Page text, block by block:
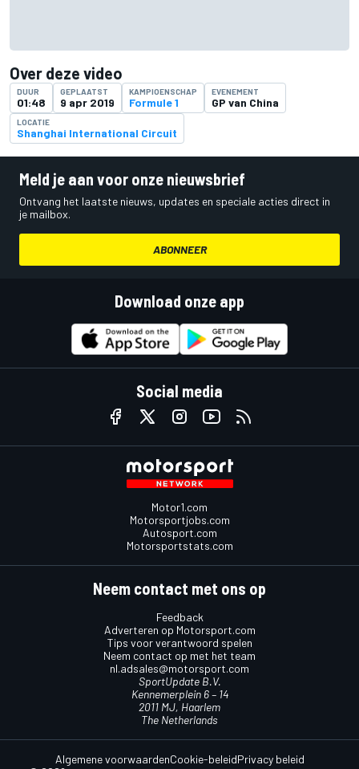
Over deze video
DUUR
01:48
GEPLAATST
9 apr 2019
KAMPIOENSCHAP
Formule 1
EVENEMENT
GP van China
LOCATIE
Shanghai International Circuit
Meld je aan voor onze nieuwsbrief
Ontvang het laatste nieuws, updates en speciale acties direct in
je mailbox.
ABONNEER
Download onze app
Social media
Motor1.com
Motorsportjobs.com
Autosport.com
Motorsportstats.com
Neem contact met ons op
Feedback
Adverteren op Motorsport.com
Tips voor verantwoord spelen
Neem contact op met het team
nl.adsales@motorsport.com
SportUpdate B.V.
Kennemerplein 6 – 14
2011 MJ, Haarlem
The Netherlands
Algemene voorwaardenCookie-beleidPrivacy beleid